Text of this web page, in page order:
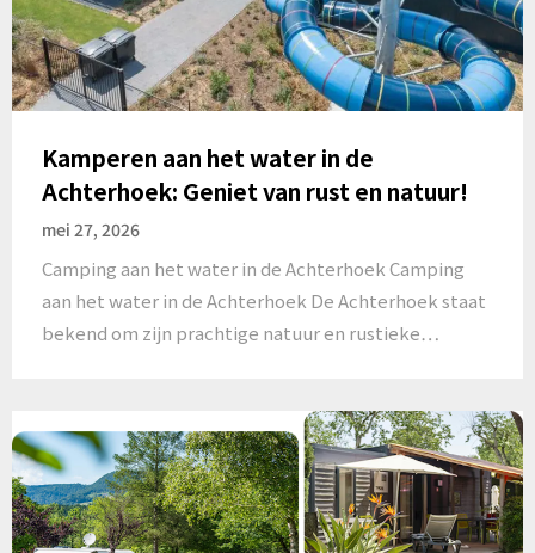
Kamperen aan het water in de
Achterhoek: Geniet van rust en natuur!
mei 27, 2026
Camping aan het water in de Achterhoek Camping
aan het water in de Achterhoek De Achterhoek staat
bekend om zijn prachtige natuur en rustieke…